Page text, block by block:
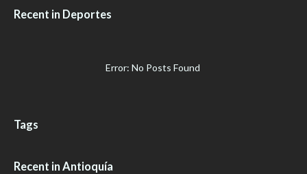
Recent in Deportes
Error: No Posts Found
Tags
Recent in Antioquía